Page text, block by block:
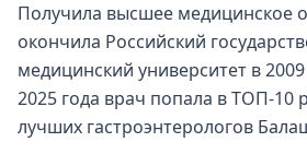
Получила высшее медицинское
окончила Российский
медицинский университет в
2025 года врач попала в ТОП-10
лучших гастроэнтерологов